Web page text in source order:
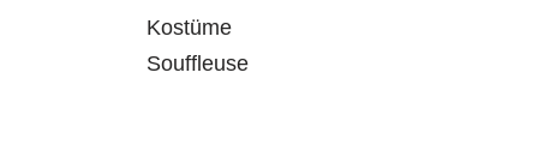
Kostüme
Souffleuse